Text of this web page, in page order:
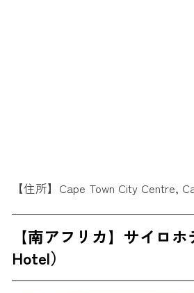
【住所】Cape Town City Centre,
【南アフリカ】サイロ
Hotel）